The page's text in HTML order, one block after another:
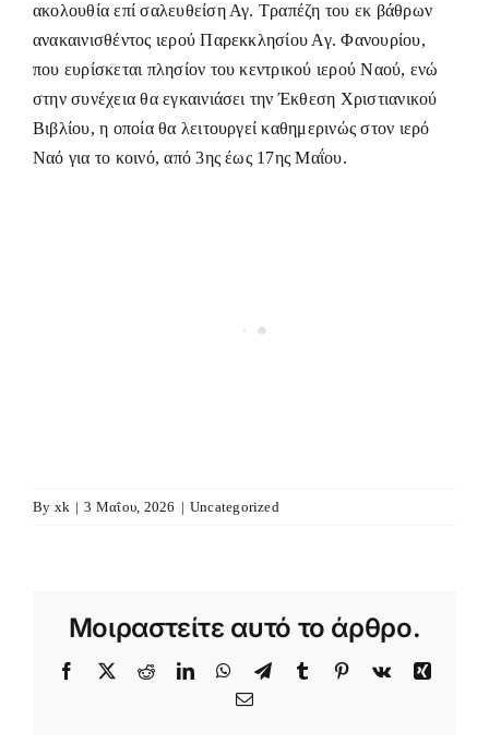
ακολουθία επί σαλευθείση Αγ. Τραπέζη του εκ βάθρων
ανακαινισθέντος ιερού Παρεκκλησίου Αγ. Φανουρίου,
που ευρίσκεται πλησίον του κεντρικού ιερού Ναού, ενώ
στην συνέχεια θα εγκαινιάσει την Έκθεση Χριστιανικού
Βιβλίου, η οποία θα λειτουργεί καθημερινώς στον ιερό
Ναό για το κοινό, από 3ης έως 17ης Μαΐου.
By xk | 3 Μαΐου, 2026 | Uncategorized
Μοιραστείτε αυτό το άρθρο.
Facebook
X RedditLinkedInWhatsApp
TelegramTumblr Pinterest
Vk
Xing
Email